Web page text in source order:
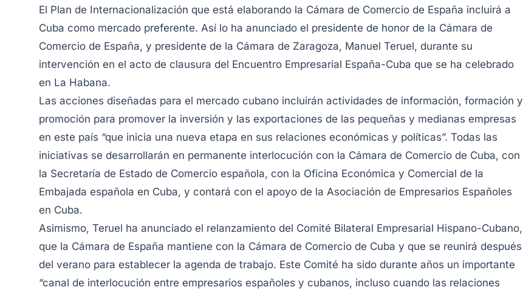
El Plan de Internacionalización que está elaborando la Cámara de Comercio de España incluirá a
Cuba como mercado preferente. Así lo ha anunciado el presidente de honor de la Cámara de
Comercio de España, y presidente de la Cámara de Zaragoza, Manuel Teruel, durante su
intervención en el acto de clausura del Encuentro Empresarial España-Cuba que se ha celebrado
en La Habana.
Las acciones diseñadas para el mercado cubano incluirán actividades de información, formación y
promoción para promover la inversión y las exportaciones de las pequeñas y medianas empresas
en este país “que inicia una nueva etapa en sus relaciones económicas y políticas”. Todas las
iniciativas se desarrollarán en permanente interlocución con la Cámara de Comercio de Cuba, con
la Secretaría de Estado de Comercio española, con la Oficina Económica y Comercial de la
Embajada española en Cuba, y contará con el apoyo de la Asociación de Empresarios Españoles
en Cuba.
Asimismo, Teruel ha anunciado el relanzamiento del Comité Bilateral Empresarial Hispano-Cubano,
que la Cámara de España mantiene con la Cámara de Comercio de Cuba y que se reunirá después
del verano para establecer la agenda de trabajo. Este Comité ha sido durante años un importante
“canal de interlocución entre empresarios españoles y cubanos, incluso cuando las relaciones